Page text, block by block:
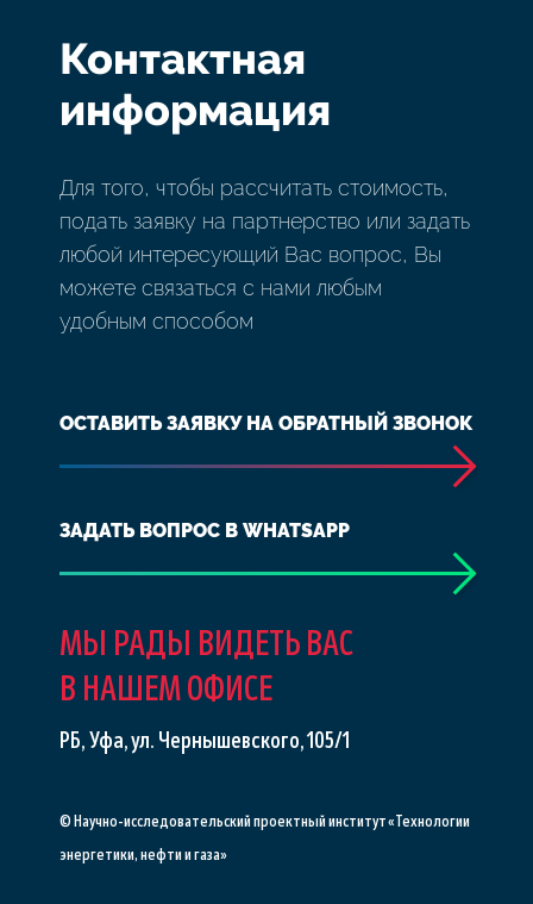
Контактная
информация
Для того, чтобы рассчитать стоимость,
подать заявку на партнерство или задать
любой интересующий Вас вопрос, Вы
можете связаться с нами любым
удобным способом
ОСТАВИТЬ ЗАЯВКУ НА ОБРАТНЫЙ ЗВОНОК
ЗАДАТЬ ВОПРОС В WHATSAPP
МЫ РАДЫ ВИДЕТЬ ВАС
В НАШЕМ ОФИСЕ
РБ, Уфа, ул. Чернышевского, 105/1
© Научно-исследовательский проектный институт «Технологии
энергетики, нефти и газа»